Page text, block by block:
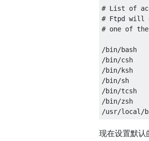
# List of
# Ftpd will
# one of
/bin/
/bin/
/bin/
/bin/
/bin/
/bin/
/usr/local /
现在设置默认